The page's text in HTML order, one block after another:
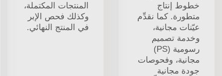
خطوط إنتاج
متطورة. كما نقدِّم
عيّنات مجانية،
وخدمة تصميم
رسومية (PS)
مجانية، وفحوصات
جودة مجانية
المنتجات المكتملة،
وكذلك فحص الإبر
في المنتج النهائي.